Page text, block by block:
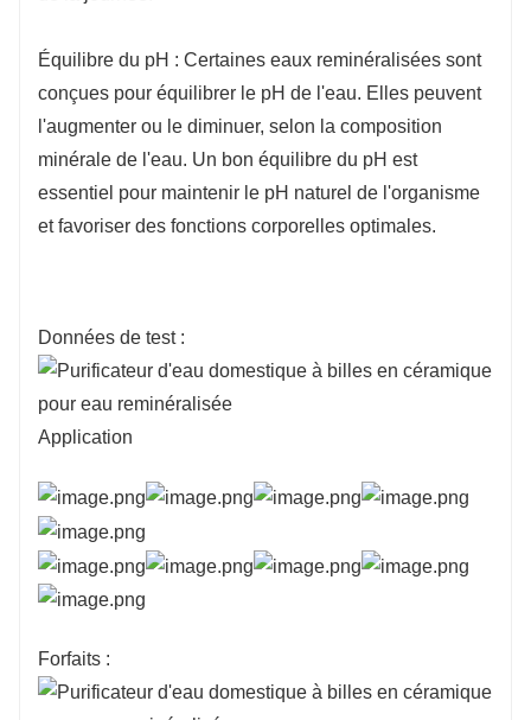
Équilibre du pH : Certaines eaux reminéralisées sont
conçues pour équilibrer le pH de l'eau. Elles peuvent
l'augmenter ou le diminuer, selon la composition
minérale de l'eau. Un bon équilibre du pH est
essentiel pour maintenir le pH naturel de l'organisme
et favoriser des fonctions corporelles optimales.
Données de test :
Application
Forfaits :